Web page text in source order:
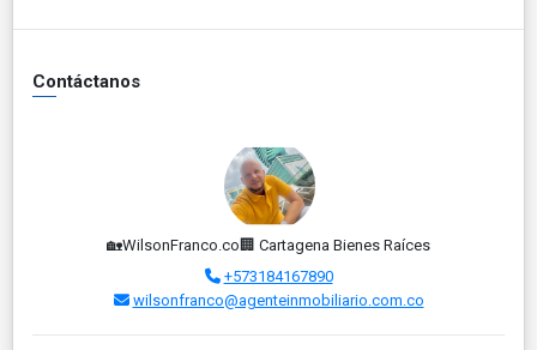
Contáctanos
🏡WilsonFranco.co🏢 Cartagena Bienes Raíces
+573184167890
wilsonfranco@agenteinmobiliario.com.co